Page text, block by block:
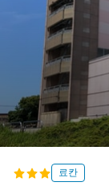
료칸